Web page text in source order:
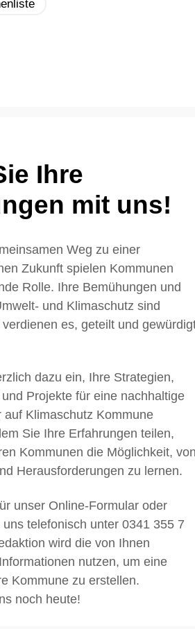
Ihre
mit uns!
Weg zu einer
Zukunft spielen Kommunen
Rolle. Ihre Bemühungen und
und Klimaschutz sind
es, geteilt und
dazu ein, Ihre Strategien,
Projekte für eine nachhaltige
auf Klimaschutz Kommune
Sie Ihre Erfahrungen teilen,
Kommunen die Möglichkeit,
Herausforderungen zu lernen.
unser Online-Formular oder
telefonisch unter 0341 355 7
wird die von Ihnen
nutzen, um eine
Kommune zu erstellen.
noch heute!